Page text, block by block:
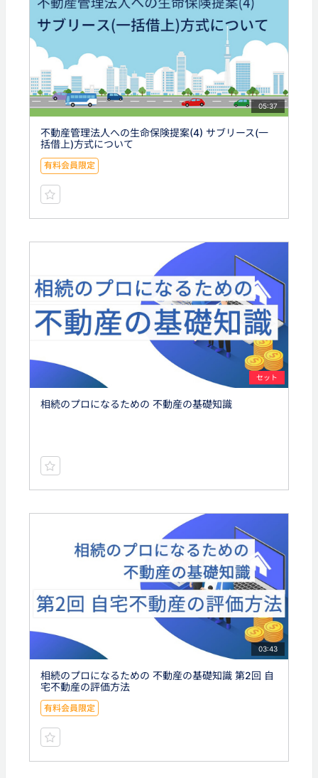
05:37
不動産管理法人への生命保険提案(4) サブリース(一
括借上)方式について
有料会員限定
セット
相続のプロになるための 不動産の基礎知識
03:43
相続のプロになるための 不動産の基礎知識 第2回 自
宅不動産の評価方法
有料会員限定